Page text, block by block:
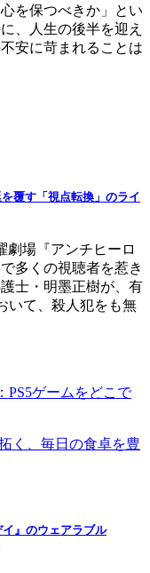
を保つべきか」とい
、人生の後半を迎え
安に苛まれることは
覆す「視点転換」のライ
劇場『アンチヒーロ
多くの視聴者を惹き
士・明墨正樹が、有
いて、殺人犯をも無
PS5ゲームをどこで
く、毎日の食卓を豊
イ』のウェアラブル